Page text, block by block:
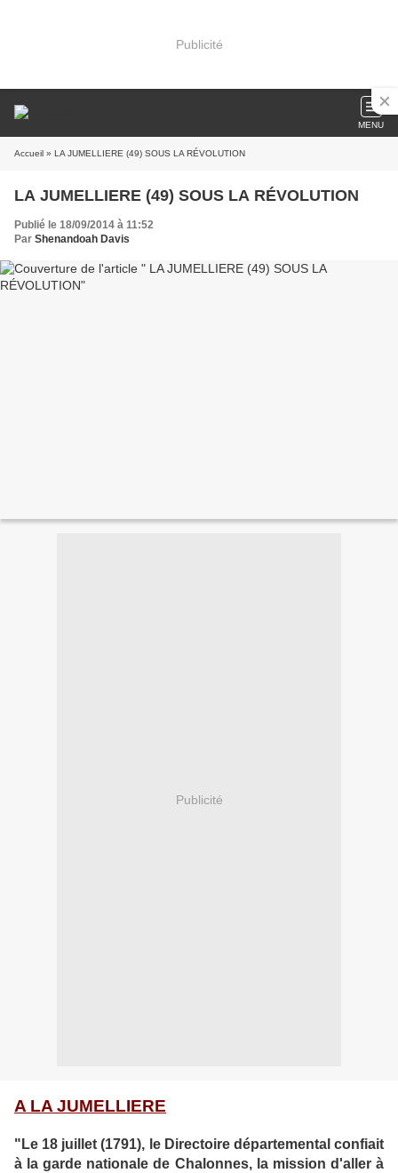
Publicité
MENU
Accueil » LA JUMELLIERE (49) SOUS LA RÉVOLUTION
LA JUMELLIERE (49) SOUS LA RÉVOLUTION
Publié le 18/09/2014 à 11:52
Par Shenandoah Davis
Publicité
A LA JUMELLIERE
"Le 18 juillet (1791), le Directoire départemental confiait
à la garde nationale de Chalonnes, la mission d'aller à